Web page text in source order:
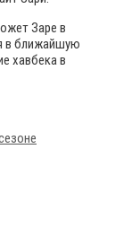
Заре в
в ближайшую
хавбека в